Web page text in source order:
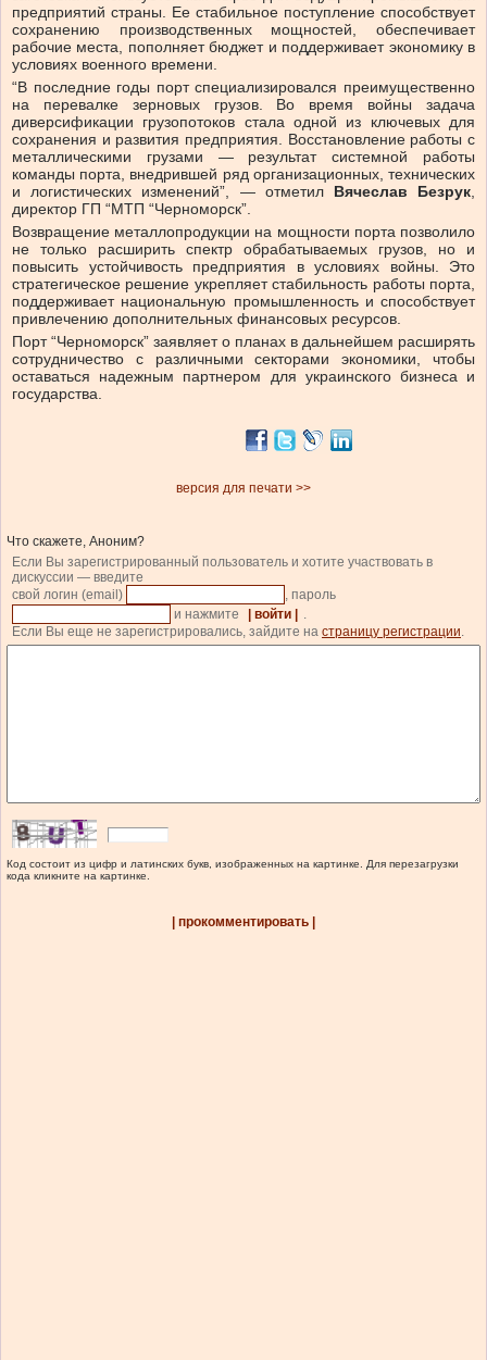
предприятий страны. Ее стабильное поступление способствует
сохранению производственных мощностей, обеспечивает
рабочие места, пополняет бюджет и поддерживает экономику в
условиях военного времени.
“В последние годы порт специализировался преимущественно
на перевалке зерновых грузов. Во время войны задача
диверсификации грузопотоков стала одной из ключевых для
сохранения и развития предприятия. Восстановление работы с
металлическими грузами — результат системной работы
команды порта, внедрившей ряд организационных, технических
и логистических изменений”, — отметил Вячеслав Безрук,
директор ГП “МТП “Черноморск”.
Возвращение металлопродукции на мощности порта позволило
не только расширить спектр обрабатываемых грузов, но и
повысить устойчивость предприятия в условиях войны. Это
стратегическое решение укрепляет стабильность работы порта,
поддерживает национальную промышленность и способствует
привлечению дополнительных финансовых ресурсов.
Порт “Черноморск” заявляет о планах в дальнейшем расширять
сотрудничество с различными секторами экономики, чтобы
оставаться надежным партнером для украинского бизнеса и
государства.
версия для печати >>
Что скажете, Аноним?
Если Вы зарегистрированный пользователь и хотите участвовать в
дискуссии — введите
свой логин (email)
, пароль
и нажмите
| войти |
.
Если Вы еще не зарегистрировались, зайдите на страницу регистрации.
Код состоит из цифр и латинских букв, изображенных на картинке. Для перезагрузки
кода кликните на картинке.
| прокомментировать |